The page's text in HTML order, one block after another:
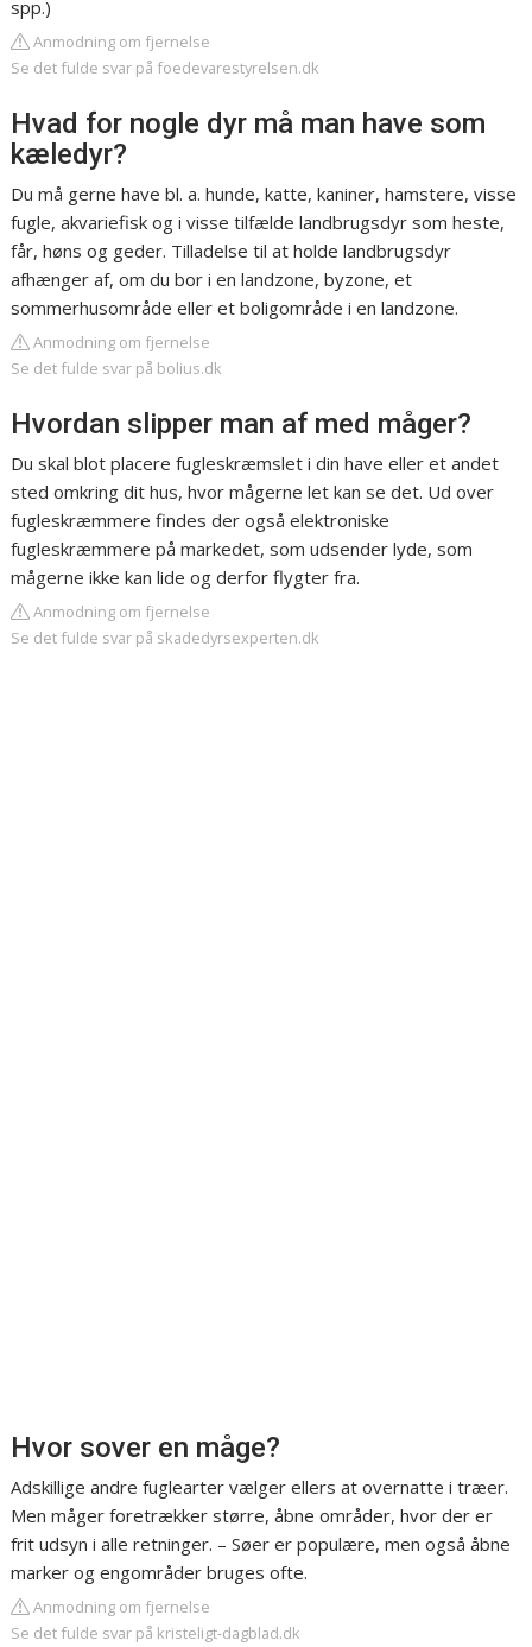
spp.)
Anmodning om fjernelse
Se det fulde svar på foedevarestyrelsen.dk
Hvad for nogle dyr må man have som
kæledyr?
Du må gerne have bl. a. hunde, katte, kaniner, hamstere, visse
fugle, akvariefisk og i visse tilfælde landbrugsdyr som heste,
får, høns og geder. Tilladelse til at holde landbrugsdyr
afhænger af, om du bor i en landzone, byzone, et
sommerhusområde eller et boligområde i en landzone.
Anmodning om fjernelse
Se det fulde svar på bolius.dk
Hvordan slipper man af med måger?
Du skal blot placere fugleskræmslet i din have eller et andet
sted omkring dit hus, hvor mågerne let kan se det. Ud over
fugleskræmmere findes der også elektroniske
fugleskræmmere på markedet, som udsender lyde, som
mågerne ikke kan lide og derfor flygter fra.
Anmodning om fjernelse
Se det fulde svar på skadedyrsexperten.dk
Hvor sover en måge?
Adskillige andre fuglearter vælger ellers at overnatte i træer.
Men måger foretrækker større, åbne områder, hvor der er
frit udsyn i alle retninger. – Søer er populære, men også åbne
marker og engområder bruges ofte.
Anmodning om fjernelse
Se det fulde svar på kristeligt-dagblad.dk